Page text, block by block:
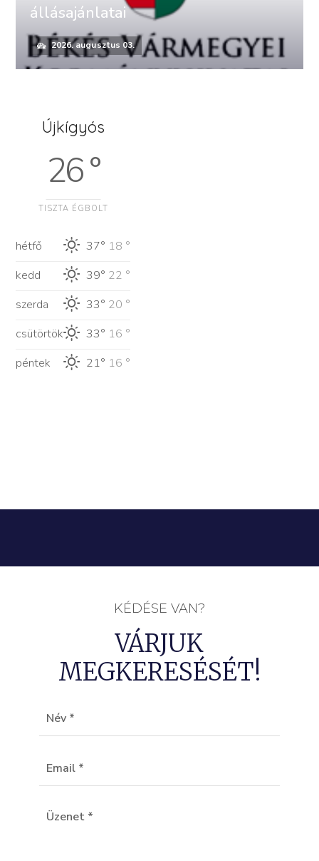
állásajánlatai
2026. augusztus 03.
Újkígyós
26 °
TISZTA ÉGBOLT
hétfő 37° 18 °
kedd
39° 22 °
szerda
33° 20 °
csütörtök
33° 16 °
péntek
21° 16 °
KÉDÉSE VAN?
VÁRJUK
MEGKERESÉSÉT!